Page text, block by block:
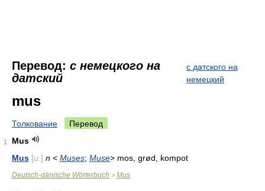
Перевод: с немецкого на
датский
с датского на
немецкий
mus
Толкование Перевод
1
Mus
Mus [uː] n < Muses; Muse> mos, grød, kompot
Deutsch-dänische Wörterbuch > Mus